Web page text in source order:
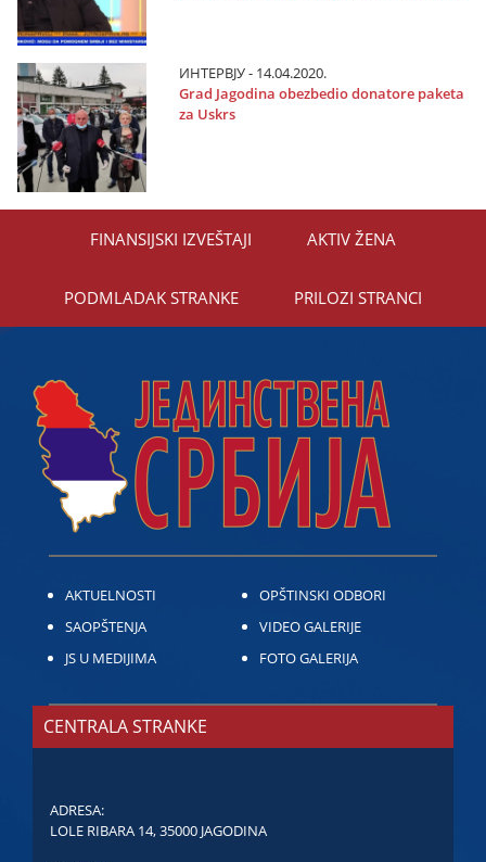
ИНТЕРВЈУ - 14.04.2020.
Grad Јagodina obezbedio donatore paketa
za Uskrs
FINANSIЈSKI IZVEŠTAЈI AKTIV ŽENA
PODMLADAK STRANKE PRILOZI STRANCI
AKTUELNOSTI
SAOPŠTENJA
JS U MEDIJIMA
OPŠTINSKI ODBORI
VIDEO GALERIJE
FOTO GALERIJA
CENTRALA STRANKE
ADRESA:
LOLE RIBARA 14, 35000 JAGODINA